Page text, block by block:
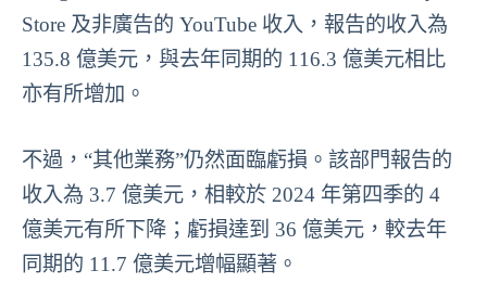
Store 及非廣告的 YouTube 收入，報告的收入為
135.8 億美元，與去年同期的 116.3 億美元相比
亦有所增加。
不過，“其他業務”仍然面臨虧損。該部門報告的
收入為 3.7 億美元，相較於 2024 年第四季的 4
億美元有所下降；虧損達到 36 億美元，較去年
同期的 11.7 億美元增幅顯著。